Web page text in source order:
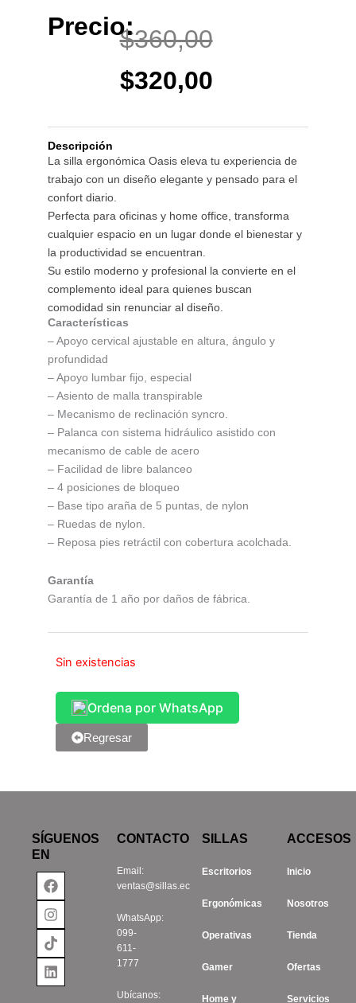
Precio:
$360,00El
precio
original
era:
$320,00
El
precio
actual
es:
Descripción
La silla ergonómica Oasis eleva tu experiencia de
trabajo con un diseño elegante y pensado para el
confort diario.
Perfecta para oficinas y home office, transforma
cualquier espacio en un lugar donde el bienestar y
la productividad se encuentran.
Su estilo moderno y profesional la convierte en el
complemento ideal para quienes buscan
comodidad sin renunciar al diseño.
Características
– Apoyo cervical ajustable en altura, ángulo y
profundidad
– Apoyo lumbar fijo, especial
– Asiento de malla transpirable
– Mecanismo de reclinación syncro.
– Palanca con sistema hidráulico asistido con
mecanismo de cable de acero
– Facilidad de libre balanceo
– 4 posiciones de bloqueo
– Base tipo araña de 5 puntas, de nylon
– Ruedas de nylon.
– Reposa pies retráctil con cobertura acolchada.
Garantía
Garantía de 1 año por daños de fábrica.
Sin existencias
Ordena por WhatsApp
Regresar
SÍGUENOS
EN
Facebook
Instagram
Tiktok
Linkedin
CONTACTO
Email:
ventas@sillas.ec
WhatsApp:
099-
611-
1777
Ubícanos:
SILLAS
Escritorios
Ergonómicas
Operativas
Gamer
Home y
ACCESOS
Inicio
Nosotros
Tienda
Ofertas
Servicios